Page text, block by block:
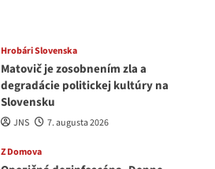
Hrobári Slovenska
Matovič je zosobnením zla a
degradácie politickej kultúry na
Slovensku
JNS 7. augusta 2026
Z Domova